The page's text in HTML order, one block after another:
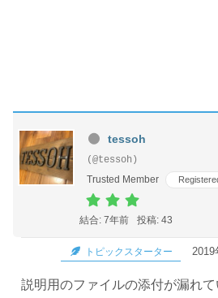
tessoh
(@tessoh)
Trusted Member
結合: 7年前 投稿: 43
トピックスターター
説明用のファイルの添付が漏れて